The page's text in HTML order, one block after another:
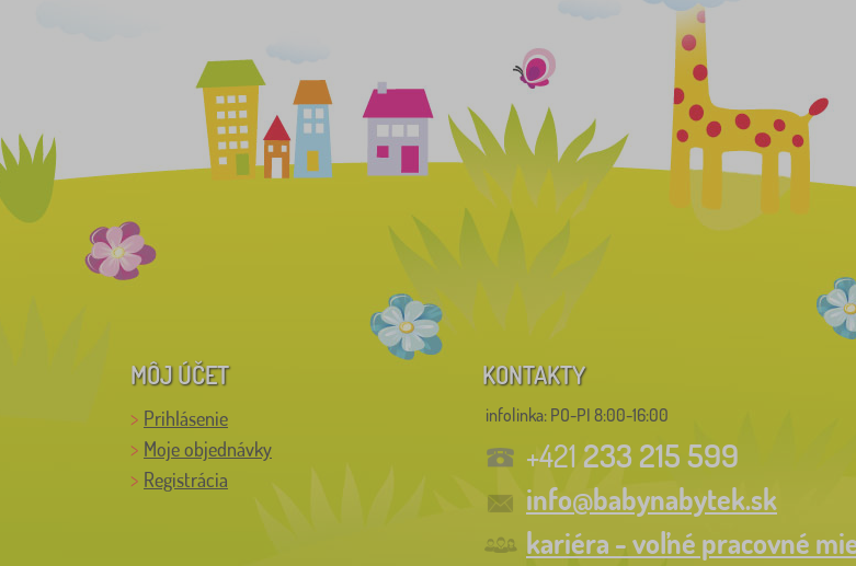
MÔJ ÚČET
Prihlásenie
Moje objednávky
Registrácia
KONTAKTY
infolinka: PO-PI 8:00-16:00
+421 233 215 599
info@babynabytek.sk
kariéra - voľné pracovné